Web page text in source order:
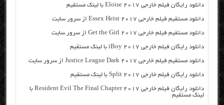
دانلود رایگان فیلم خارجی Eloise 2017 با لینک مستقیم
دانلود مستقیم فیلم خارجی Essex Heist 2017 از سرور سایت
دانلود مستقیم فیلم خارجی Get the Girl 2017 از سرور سایت
دانلود رایگان فیلم خارجی iBoy 2017 با لینک مستقیم
دانلود مستقیم فیلم خارجی Justice League Dark 2017 از سرور سایت
دانلود رایگان فیلم خارجی Split 2017 با لینک مستقیم
دانلود رایگان فیلم خارجی Resident Evil The Final Chapter 2017 با
لینک مستقیم